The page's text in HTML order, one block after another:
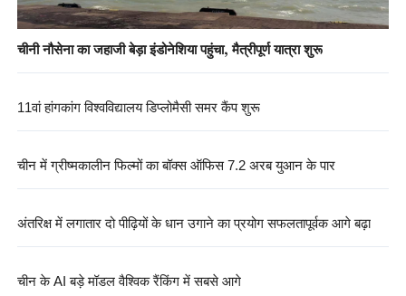
चीनी नौसेना का जहाजी बेड़ा इंडोनेशिया पहुंचा, मैत्रीपूर्ण यात्रा शुरू
11वां हांगकांग विश्वविद्यालय डिप्लोमैसी समर कैंप शुरू
चीन में ग्रीष्मकालीन फिल्मों का बॉक्स ऑफिस 7.2 अरब युआन के पार
अंतरिक्ष में लगातार दो पीढ़ियों के धान उगाने का प्रयोग सफलतापूर्वक आगे बढ़ा
चीन के AI बड़े मॉडल वैश्विक रैंकिंग में सबसे आगे